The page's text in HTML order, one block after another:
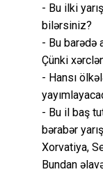
- Bu ilki
bilərsiniz?
- Bu barədə
Çünki
- Hansı
- Bu il baş
bərabər
Xorvatiya,
Bundan